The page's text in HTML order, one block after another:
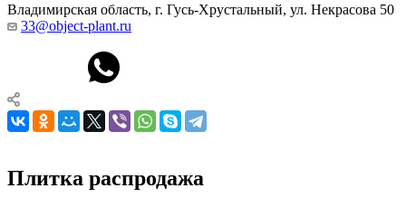
Владимирская область, г. Гусь-Хрустальный, ул. Некрасова 50
33@object-plant.ru
Плитка распродажа